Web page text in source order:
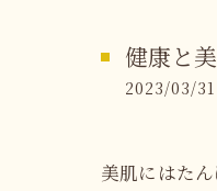
健康と
2023/03/31
美肌にはたん